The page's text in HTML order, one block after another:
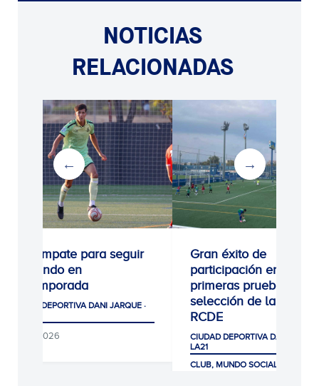
NOTICIAS
RELACIONADAS
0-0: Empate para seguir
creciendo en
pretemporada
CIUDAD DEPORTIVA DANI JARQUE ·
08/08/2026
Gran éxito de
participación en las
primeras pruebas de
selección de la Escola
RCDE
CIUDAD DEPORTIVA DANI
LA21
CLUB, MUNDO SOCIAL Y